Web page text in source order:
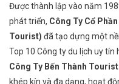
Được thành lập vào năm
phát triển, Công Ty Cổ
Tourist) đã tạo dựng một
Top 10 Công ty du lịch uy tín
Công Ty Bến Thành Tourist
khép kín và đa dạng, hoạt